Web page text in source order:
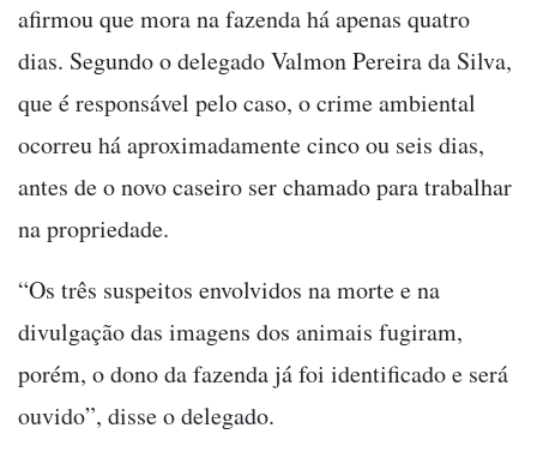
afirmou que mora na fazenda há apenas quatro
dias. Segundo o delegado Valmon Pereira da Silva,
que é responsável pelo caso, o crime ambiental
ocorreu há aproximadamente cinco ou seis dias,
antes de o novo caseiro ser chamado para trabalhar
na propriedade.
“Os três suspeitos envolvidos na morte e na
divulgação das imagens dos animais fugiram,
porém, o dono da fazenda já foi identificado e será
ouvido”, disse o delegado.